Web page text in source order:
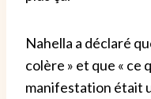
Nahella a déclaré
colère » et que « ce
manifestation était